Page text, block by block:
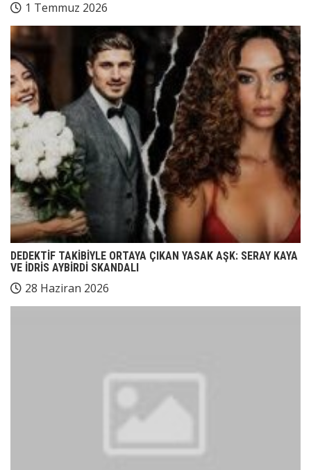
1 Temmuz 2026
DEDEKTİF TAKİBİYLE ORTAYA ÇIKAN YASAK AŞK: SERAY KAYA
VE İDRİS AYBİRDİ SKANDALI
28 Haziran 2026